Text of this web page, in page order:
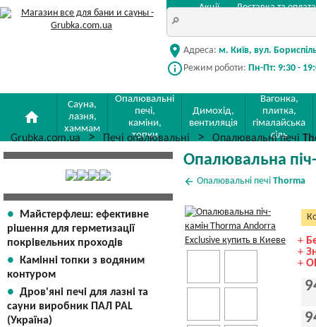
Акції Доставка та оплата
location_on Адреса: м. Київ, вул.
info_outline Режим роботи: Пн-Пт: 9:30 -
home
Сауна,
лазня,
хаммам
Опалювальні
печі,
каміни,
топки
Димохід,
вентиляція
Вагонка,
плитка,
гімалайська
сіль
Grubka.com.ua Печі опалювальні Опалювальні печі
Майстерфлеш: ефективне
рішення для герметизації
покрівельних проходів
Камінні топки з водяним
контуром
Дров'яні печі для лазні та
сауни виробник ПАЛ PAL
(Україна)
Опалювальна
arrow_back Опалювальні печі Thorma
+
+
+